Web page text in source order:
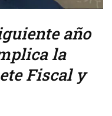
año
la
Fiscal y